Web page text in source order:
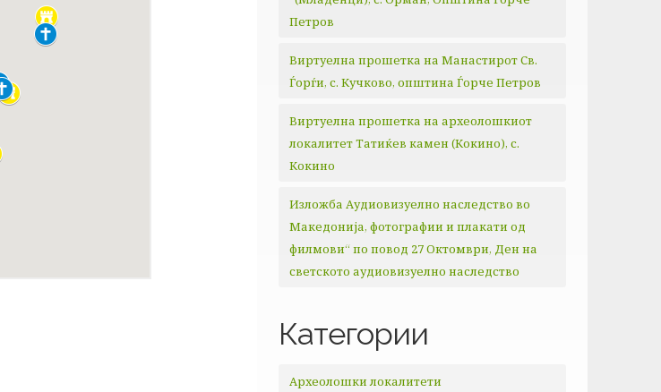
Петров
Виртуелна прошетка на Манастирот Св.
Ѓорѓи, с. Кучково, општина Ѓорче Петров
Виртуелна прошетка на археолошкиот
локалитет Татиќев камен (Кокино), с.
Кокино
Изложба Аудиовизуелно наследство во
Македонија, фотографии и плакати од
филмови“ по повод 27 Октомври, Ден на
светското аудиовизуелно наследство
Категории
Археолошки локалитети